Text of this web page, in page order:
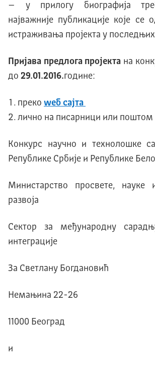
– у прилогу биографија
најважније публикације које се
истраживања пројекта у
Пријава предлога пројекта на
до 29.01 .201 6.године:
преко wеб сајта
лично на писарници или поштом
Конкурс научно и технолошке
Републике Србије и Републике
Министарство просвете, науке
развоја
Сектор за међународну
интеграције
За Светлану Богдановић
Немањина 22-26
11000 Београд
и